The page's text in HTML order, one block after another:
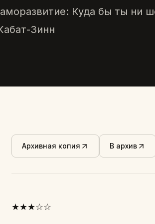
Куда бы ты ни
Зинн
Архивная копия В архив
★★★☆☆